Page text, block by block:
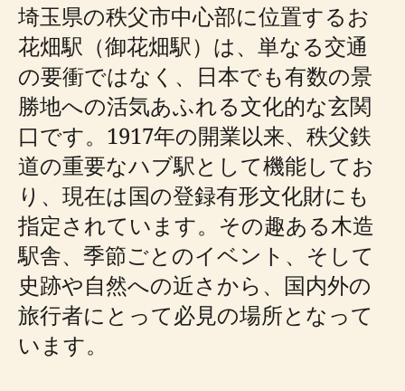
埼玉県の秩父市中心部に位置するお
花畑駅（御花畑駅）は、単なる交通
の要衝ではなく、日本でも有数の景
勝地への活気あふれる文化的な玄関
口です。1917年の開業以来、秩父鉄
道の重要なハブ駅として機能してお
り、現在は国の登録有形文化財にも
指定されています。その趣ある木造
駅舎、季節ごとのイベント、そして
史跡や自然への近さから、国内外の
旅行者にとって必見の場所となって
います。